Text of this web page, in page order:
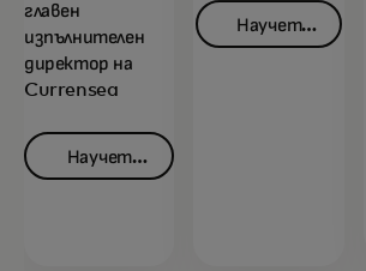
главен
изпълнителен
директор на
Currensea
Научете
Научете